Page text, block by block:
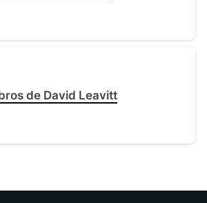
de David Leavitt